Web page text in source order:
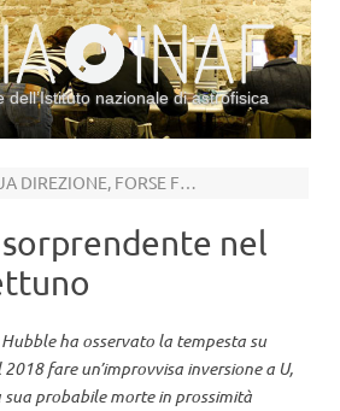
dell’Istituto nazionale di astrofisica
HA INVERTITO LA SUA DIREZIONE, FORSE FRAMMENTANDOSI
nel
ha osservato la tempesta su
fare un’improvvisa inversione a U,
probabile morte in prossimità